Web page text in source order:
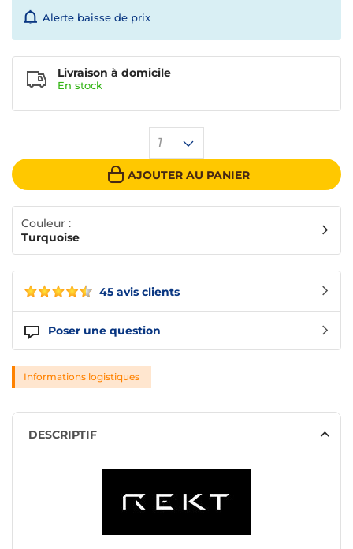
45 avis clients
Poser une question
Alerte baisse de prix
1
AJOUTER AU PANIER
Livraison à domicile
En stock
Couleur :
Turquoise
Informations logistiques
DESCRIPTIF